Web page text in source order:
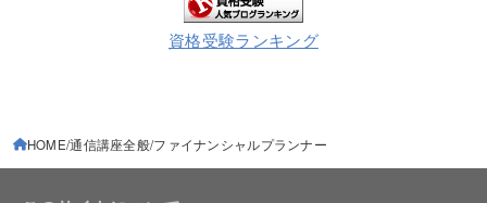
資格受験ランキング
HOME 通信講座全般 ファイナンシャルプランナー